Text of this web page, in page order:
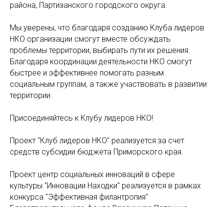
района, Партизанского городского округа.
Мы уверены, что благодаря созданию Клуба лидеров
НКО организации смогут вместе обсуждать
проблемы территории, выбирать пути их решения.
Благодаря координации деятельности НКО смогут
быстрее и эффективнее помогать разным
социальным группам, а также участвовать в развитии
территории.
Присоединяйтесь к Клубу лидеров НКО!
Проект "Клуб лидеров НКО" реализуется за счет
средств субсидии бюджета Приморского края.
Проект центр социальных инноваций в сфере
культуры "Инновации Находки" реализуется в рамках
конкурса "Эффективная филантропия"